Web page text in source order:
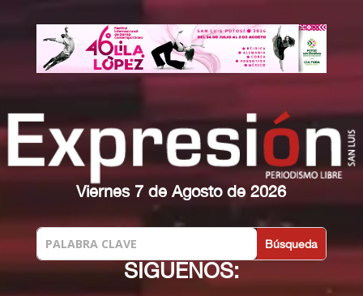
Viernes 7 de Agosto de 2026
SIGUENOS: